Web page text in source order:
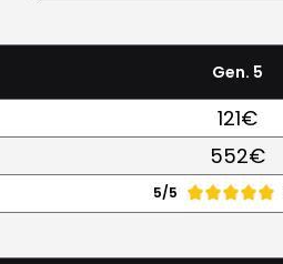
Gen. 5
121€
552€
5/5